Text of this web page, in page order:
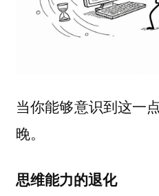
当你能够意识到这一
晚。
思维能力的退化